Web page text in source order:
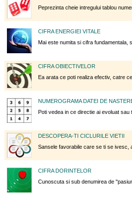
Peprezinta cheie intregului tablou
CIFRA ENERGIEI VITALE
Mai este numita si cifra fundamentala,
CIFRA OBIECTIVELOR
Ea arata ce poti realiza efectiv, catre ce
NUMEROGRAMA DATEI DE
Poti vedea in ce directie ai evoluat sau
DESCOPERA-TI CICLURILE VIETII
Sansele favorabile care se ti se ivesc,
CIFRA DORINTELOR
Cunoscuta si sub denumirea de